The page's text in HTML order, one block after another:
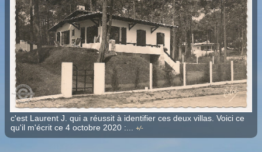
c'est Laurent J. qui a réussit à identifier ces deux villas. Voici ce
qu'il m'écrit ce 4 octobre 2020 :... +/-